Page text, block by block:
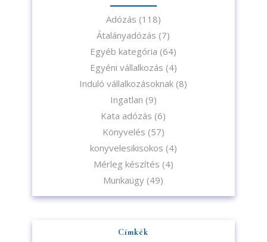
Adózás (118)
Átalányadózás (7)
Egyéb kategória (64)
Egyéni vállalkozás (4)
Induló vállalkozásoknak (8)
Ingatlan (9)
Kata adózás (6)
Könyvelés (57)
konyvelesikisokos (4)
Mérleg készítés (4)
Munkaügy (49)
Címkék